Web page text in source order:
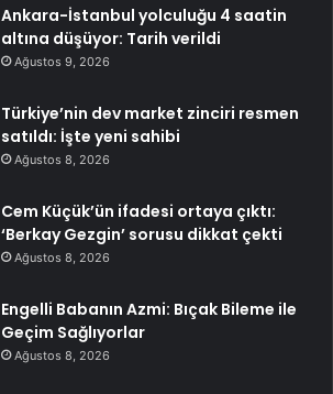
Ankara-İstanbul yolculuğu 4 saatin
altına düşüyor: Tarih verildi
Ağustos 9, 2026
Türkiye’nin dev market zinciri resmen
satıldı: İşte yeni sahibi
Ağustos 8, 2026
Cem Küçük’ün ifadesi ortaya çıktı:
‘Berkay Gezgin’ sorusu dikkat çekti
Ağustos 8, 2026
Engelli Babanın Azmi: Bıçak Bileme ile
Geçim Sağlıyorlar
Ağustos 8, 2026